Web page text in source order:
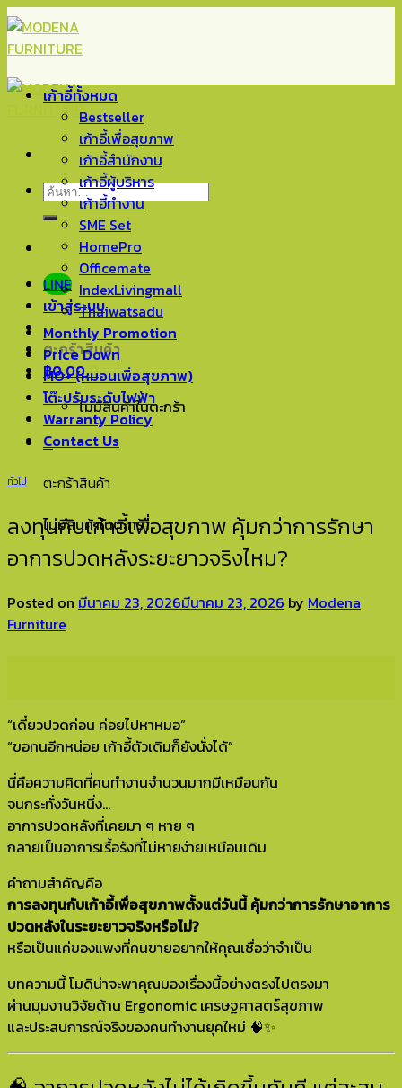
Skip
to
content
ค้นหา:
LINE
เข้าสู่ระบบ
ตะกร้าสินค้า
฿0.00 0
ไม่มีสินค้าในตะกร้า
0
ตะกร้าสินค้า
ไม่มีสินค้าในตะกร้า
เก้าอี้ทั้งหมด
Bestseller
เก้าอี้เพื่อสุขภาพ
เก้าอี้สำนักงาน
เก้าอี้ผู้บริหาร
เก้าอี้ทำงาน
SME Set
HomePro
Officemate
IndexLivingmall
Thaiwatsadu
Monthly Promotion
Price Down
MO+ (หมอนเพื่อสุขภาพ)
โต๊ะปรับระดับไฟฟ้า
Warranty Policy
Contact Us
ทั่วไป
ลงทุนกับเก้าอี้เพื่อสุขภาพ คุ้มกว่าการรักษา
อาการปวดหลังระยะยาวจริงไหม?
Posted on มีนาคม 23, 2026มีนาคม 23, 2026 by Modena
Furniture
“เดี๋ยวปวดก่อน ค่อยไปหาหมอ”
“ขอทนอีกหน่อย เก้าอี้ตัวเดิมก็ยังนั่งได้”
นี่คือความคิดที่คนทำงานจำนวนมากมีเหมือนกัน
จนกระทั่งวันหนึ่ง…
อาการปวดหลังที่เคยมา ๆ หาย ๆ
กลายเป็นอาการเรื้อรังที่ไม่หายง่ายเหมือนเดิม
คำถามสำคัญคือ
การลงทุนกับเก้าอี้เพื่อสุขภาพตั้งแต่วันนี้ คุ้มกว่าการรักษาอาการ
ปวดหลังในระยะยาวจริงหรือไม่?
หรือเป็นแค่ของแพงที่คนขายอยากให้คุณเชื่อว่าจำเป็น
บทความนี้ โมดิน่าจะพาคุณมองเรื่องนี้อย่างตรงไปตรงมา
ผ่านมุมงานวิจัยด้าน Ergonomic เศรษฐศาสตร์สุขภาพ
และประสบการณ์จริงของคนทำงานยุคใหม่ 🧠✨